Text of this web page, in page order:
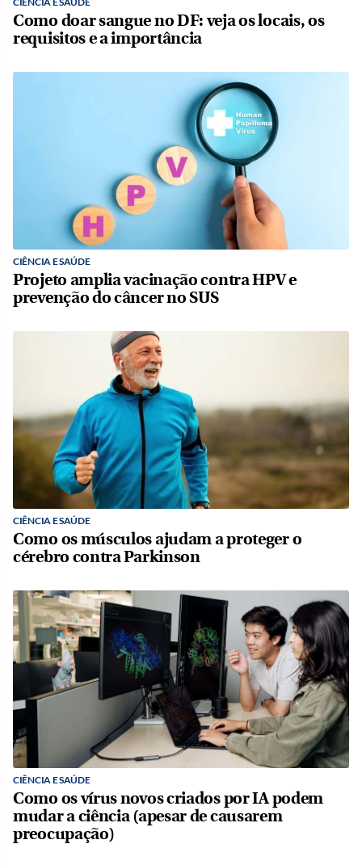
Como doar sangue no DF: veja os locais, os
requisitos e a importância
CIÊNCIA E SAÚDE
Projeto amplia vacinação contra HPV e
prevenção do câncer no SUS
CIÊNCIA E SAÚDE
Como os músculos ajudam a proteger o
cérebro contra Parkinson
CIÊNCIA E SAÚDE
Como os vírus novos criados por IA podem
mudar a ciência (apesar de causarem
preocupação)
E ARTE
Ariana
Grande
está
doente?
O que